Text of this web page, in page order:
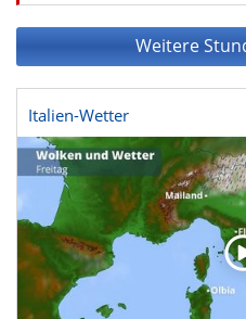
Weitere
Italien-Wetter